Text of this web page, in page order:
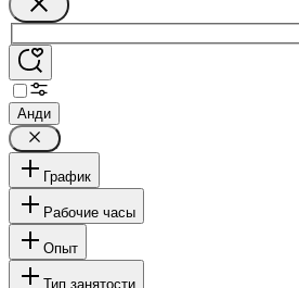
Анди
График
Рабочие часы
Опыт
Тип занятости